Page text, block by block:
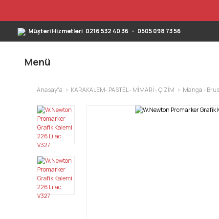
Müşteri Hizmetleri 0216 532 40 36 - 0505 098 73 56
Menü
Anasayfa KARAKALEM- PASTEL - MİMARİ - ÇİZİM Manga -